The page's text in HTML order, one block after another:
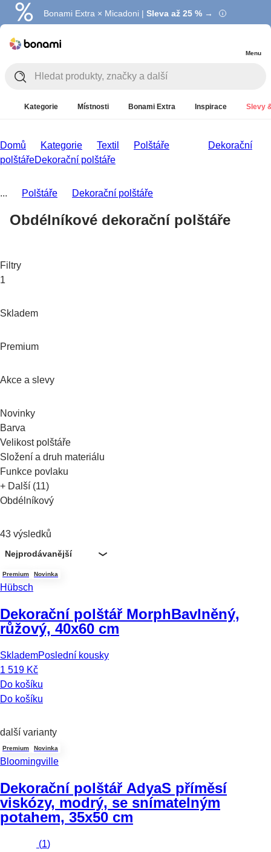
Bonami Extra × Micadoni | Sleva až 25 % →
Summer Sale | Ušetřete až 40 % →
Menu
Kategorie Místnosti Bonami Extra Inspirace Slevy
Domů Kategorie Textil Polštáře
Dekorační
polštářeDekorační polštáře
... Polštáře Dekorační polštáře
Obdélníkové dekorační polštáře
Filtry
1
Skladem
Premium
Akce a slevy
Novinky
Barva
Velikost polštáře
Složení a druh materiálu
Funkce povlaku
+ Další (11)
Obdélníkový
43 výsledků
Nejprodávanější
Premium Novinka
Hübsch
Dekorační polštář MorphBavlněný,
růžový, 40x60 cm
SklademPoslední kousky
1 519 Kč
Do košíku
Do košíku
další varianty
Premium Novinka
Bloomingville
Dekorační polštář AdyaS příměsí
viskózy, modrý, se snímatelným
potahem, 35x50 cm
(1)